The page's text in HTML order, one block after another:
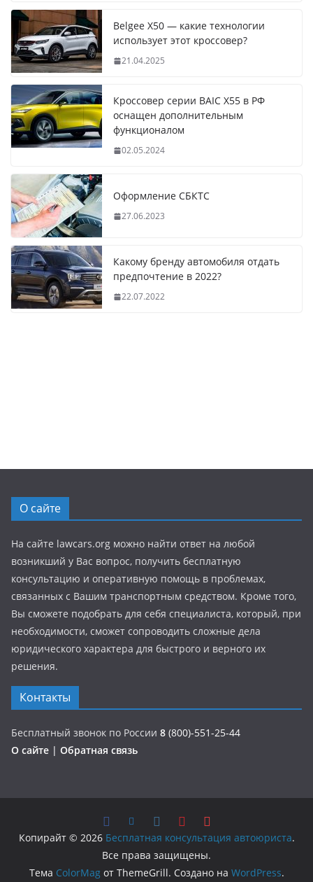
Belgee X50 — какие технологии
использует этот кроссовер?
21.04.2025
Кроссовер серии BAIC X55 в РФ
оснащен дополнительным
функционалом
02.05.2024
Оформление СБКТС
27.06.2023
Какому бренду автомобиля отдать
предпочтение в 2022?
22.07.2022
О сайте
На сайте lawcars.org можно найти ответ на любой
возникший у Вас вопрос, получить бесплатную
консультацию и оперативную помощь в проблемах,
связанных с Вашим транспортным средством. Кроме того,
Вы сможете подобрать для себя специалиста, который, при
необходимости, сможет сопроводить сложные дела
юридического характера для быстрого и верного их
решения.
Контакты
Бесплатный звонок по России 8 (800)-551-25-44
О сайте | Обратная связь
Копирайт © 2026 Бесплатная консультация автоюриста.
Все права защищены.
Тема ColorMagот ThemeGrill. Создано на WordPress.